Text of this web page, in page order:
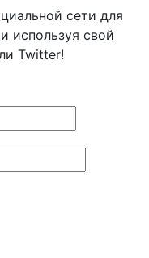
сети для
используя свой
Twitter!